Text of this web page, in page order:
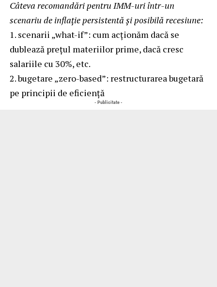
Câteva recomandări pentru IMM-uri într-un
scenariu de inflație persistentă și posibilă recesiune:
1. scenarii „what-if”: cum acționăm dacă se
dublează prețul materiilor prime, dacă cresc
salariile cu 30%, etc.
2. bugetare „zero-based”: restructurarea bugetară
pe principii de eficiență
- Publicitate -